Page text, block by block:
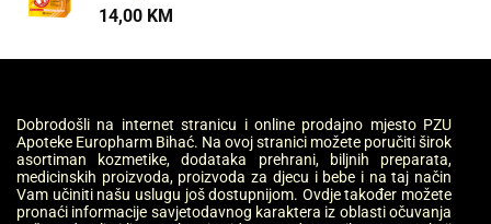
14,00 KM
Dobrodošli na internet stranicu i online prodajno mjesto PZU
Apoteke Europharm Bihać. Na ovoj stranici možete poručiti širok
asortiman kozmetike, dodataka prehrani, biljnih preparata,
medicinskih proizvoda, proizvoda za djecu i bebe i na taj način
Vam učiniti našu uslugu još dostupnijom. Ovdje također možete
pronaći informacije savjetodavnog karaktera iz oblasti očuvanja